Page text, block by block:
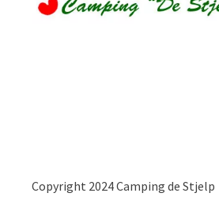
Copyright 2024 Camping de Stjelp